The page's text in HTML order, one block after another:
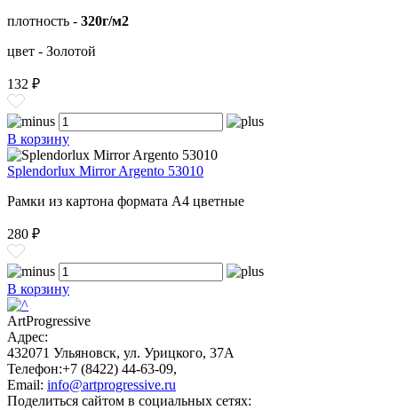
плотность - 320г/м2
цвет - Золотой
132 ₽
В корзину
Splendorlux Mirror Argento 53010
Рамки из картона формата А4 цветные
280 ₽
В корзину
ArtProgressive
Адрес:
432071 Ульяновск, ул. Урицкого, 37А
Телефон:+7 (8422) 44-63-09,
Email: info@artprogressive.ru
Поделиться сайтом в социальных сетях: